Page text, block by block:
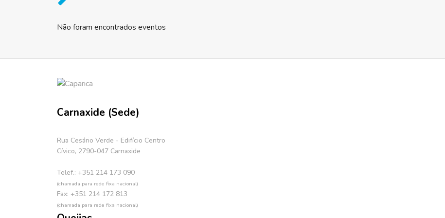
Não foram encontrados eventos
Carnaxide (Sede)
Rua Cesário Verde - Edifício Centro
Cívico, 2790-047 Carnaxide
Telef.: +351 214 173 090
(chamada para rede fixa nacional)
Fax: +351 214 172 813
(chamada para rede fixa nacional)